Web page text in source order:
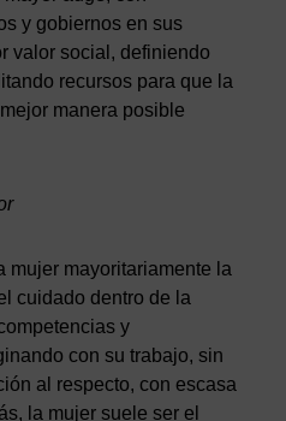
y gobiernos en sus
valor social, definiendo
recursos para que la
manera posible
mujer mayoritariamente la
cuidado dentro de la
y
con su trabajo, sin
al respecto, con escasa
la mujer suele ser el